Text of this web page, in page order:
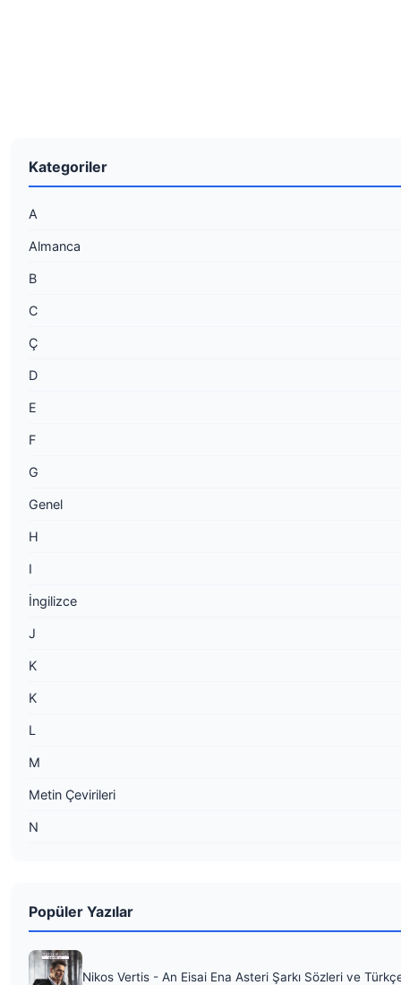
Kategoriler
A
Almanca
B
C
Ç
D
E
F
G
Genel
H
I
İngilizce
J
K
K
L
M
Metin Çevirileri
N
Popüler Yazılar
Nikos Vertis - An Eisai Ena Asteri Şarkı Sözleri ve